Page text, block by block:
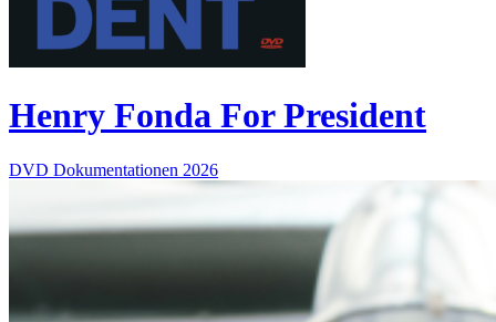
Henry Fonda For President
DVD Dokumentationen 2026